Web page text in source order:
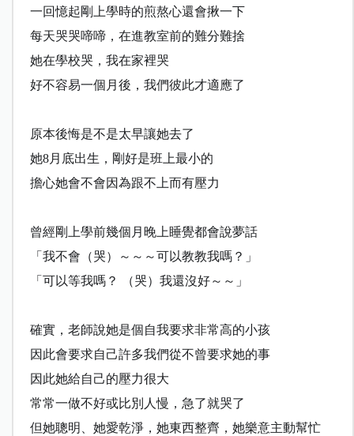
一回憶起剛上學時的煎熬心還會揪一下
每天哭哭啼啼，在進教室前的難分難捨
她在學校哭，我在家裡哭
好不容易一個月後，我們彼此才適應了
原本後悔是不是太早讓她去了
她8月底出生，剛好是班上最小的
擔心她會不會因為跟不上而有壓力
曾經剛上學前幾個月晚上睡覺都會說夢話
「我不會（哭）～～～可以教教我嗎？」
「可以等我嗎？
（哭）我還沒好～～」
確實，老師說她是個自我要求非常高的小孩
因此會要求自己許多我們從不曾要求她的事
因此她給自己的壓力很大
常常一做不好或比別人慢，急了就哭了
但她聰明、她愛乾淨，她東西整齊，她樂意主動幫忙